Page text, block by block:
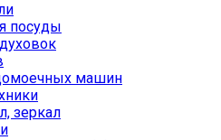
посуды
машин
зеркал